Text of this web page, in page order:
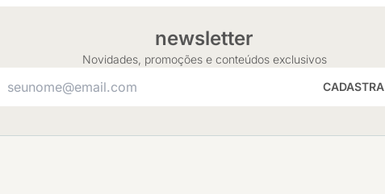
newsletter
Novidades, promoções e conteúdos exclusivos